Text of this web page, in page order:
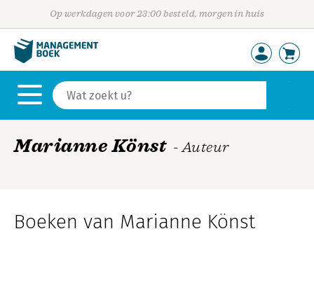
Op werkdagen voor 23:00 besteld, morgen in huis
Marianne Könst - Auteur
Boeken van Marianne Könst